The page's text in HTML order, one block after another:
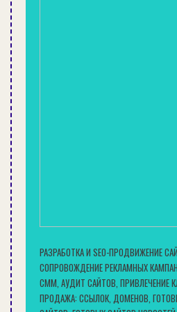
СЕЙЧАС ЧИТАЮТ:
СОВРЕМЕННОЕ СТРОИТЕЛЬСТВО
РАЗРАБОТКА И SEO-ПРОДВИЖЕНИЕ
СОПРОВОЖДЕНИЕ РЕКЛАМНЫХ
СММ, АУДИТ САЙТОВ, ПРИВЛЕЧЕНИЕ
ПРОДАЖА: ССЫЛОК, ДОМЕНОВ,